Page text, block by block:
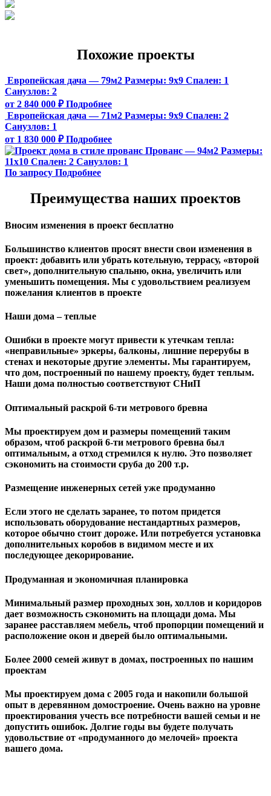
Похожие проекты
Европейская дача — 79м2 Размеры: 9х9 Спален: 1
Санузлов: 2
от 2 840 000 ₽ Подробнее
Европейская дача — 71м2 Размеры: 9х9 Спален: 2
Санузлов: 1
от 1 830 000 ₽ Подробнее
Прованс — 94м2 Размеры:
11х10 Спален: 2 Санузлов: 1
По запросу Подробнее
Преимущества наших проектов
Вносим изменения в проект бесплатно
Большинство клиентов просят внести свои изменения в
проект: добавить или убрать котельную, террасу, «второй
свет», дополнительную спальню, окна, увеличить или
уменьшить помещения. Мы с удовольствием реализуем
пожелания клиентов в проекте
Наши дома – теплые
Ошибки в проекте могут привести к утечкам тепла:
«неправильные» эркеры, балконы, лишние перерубы в
стенах и некоторые другие элементы. Мы гарантируем,
чтo дом, построенный по нашему проекту, будет теплым.
Наши дома полностью соответствуют СНиП
Оптимальный раскрой 6-ти метрового бревна
Мы проектируем дом и размеры помещений таким
образом, чтоб раскрой 6-ти метрового бревна был
оптимальным, а отход стремился к нулю. Это позволяет
сэкономить на стоимости сруба до 200 т.р.
Размещение инженерных сетей уже продуманно
Если этого не сделать заранее, то потом придется
использовать оборудование нестандартных размеров,
которое обычно стоит дороже. Или потребуется установка
дополнительных коробов в видимом месте и их
последующее декорирование.
Продуманная и экономичная планировка
Минимальный размер проходных зон, холлов и коридоров
дает возможность сэкономить на площади дома. Мы
заранее расставляем мебель, чтоб пропорции помещений и
расположение окон и дверей было оптимальными.
Более 2000 семей живут в домах, построенных по нашим
проектам
Мы проектируем дома с 2005 года и накопили большой
опыт в деревянном домостроение. Очень важно на уровне
проектирования учесть все потребности вашей семьи и не
допустить ошибок. Долгие годы вы будете получать
удовольствие от «продуманного до мелочей» проекта
вашего дома.